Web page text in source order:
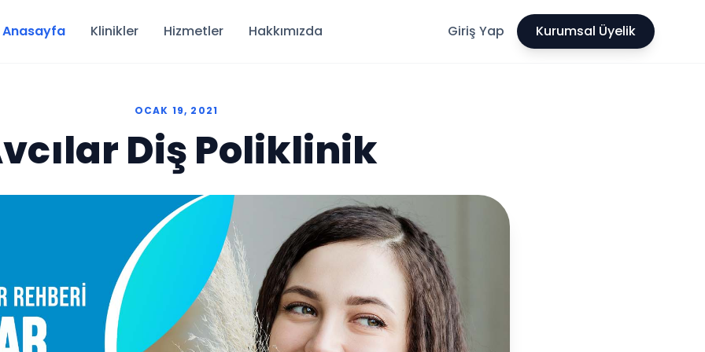
Anasayfa Klinikler Hizmetler Hakkımızda Giriş Yap Kurumsal Üyelik
OCAK 19, 2021
Diş Poliklinik